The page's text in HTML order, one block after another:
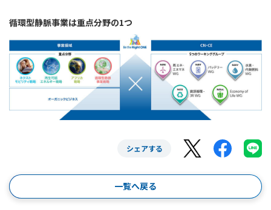
循環型静脈事業は重点分野の1つ
シェアする
一覧へ戻る